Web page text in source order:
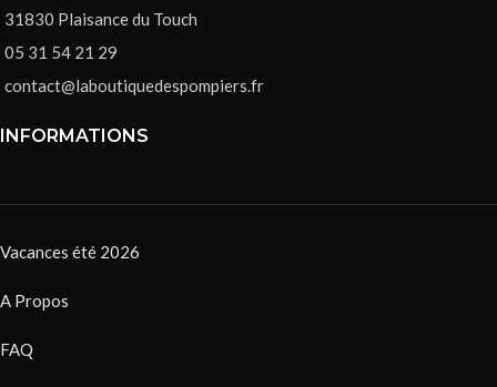
31830 Plaisance du Touch
05 31 54 21 29
contact@laboutiquedespompiers.fr
INFORMATIONS
Vacances été 2026
A Propos
FAQ